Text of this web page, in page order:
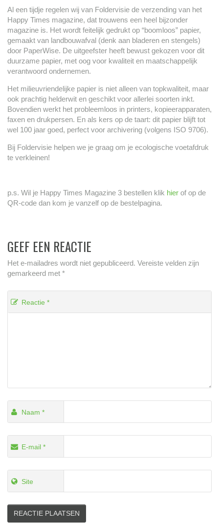
Al een tijdje regelen wij van Foldervisie de verzending van het
Happy Times magazine, dat trouwens een heel bijzonder
magazine is. Het wordt feitelijk gedrukt op “boomloos” papier,
gemaakt van landbouwafval (denk aan bladeren en stengels)
door PaperWise. De uitgeefster heeft bewust gekozen voor dit
duurzame papier, met oog voor kwaliteit en maatschappelijk
verantwoord ondernemen.
Het milieuvriendelijke papier is niet alleen van topkwaliteit, maar
ook prachtig helderwit en geschikt voor allerlei soorten inkt.
Bovendien werkt het probleemloos in printers, kopieerapparaten,
faxen en drukpersen. En als kers op de taart: dit papier blijft tot
wel 100 jaar goed, perfect voor archivering (volgens ISO 9706).
Bij Foldervisie helpen we je graag om je ecologische voetafdruk
te verkleinen!
p.s. Wil je Happy Times Magazine 3 bestellen klik hier of op de
QR-code dan kom je vanzelf op de bestelpagina.
GEEF EEN REACTIE
Het e-mailadres wordt niet gepubliceerd. Vereiste velden zijn
gemarkeerd met *
Reactie *
Naam *
E-mail *
Site